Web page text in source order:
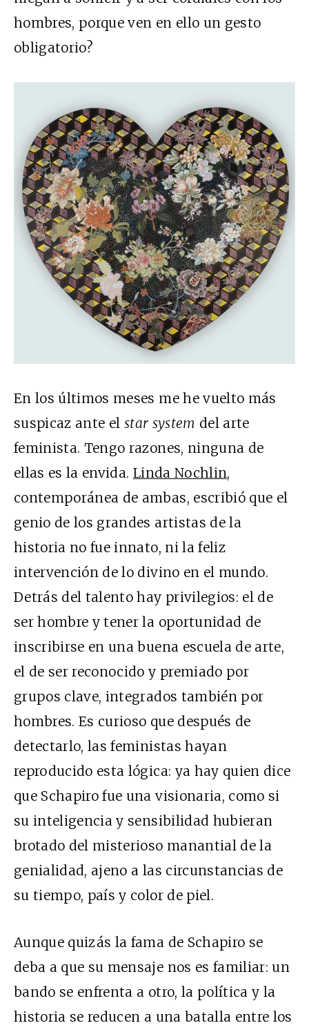
hombres, porque ven en ello un gesto
obligatorio?
En los últimos meses me he vuelto más
suspicaz ante el star system del arte
feminista. Tengo razones, ninguna de
ellas es la envida. Linda Nochlin,
contemporánea de ambas, escribió que el
genio de los grandes artistas de la
historia no fue innato, ni la feliz
intervención de lo divino en el mundo.
Detrás del talento hay privilegios: el de
ser hombre y tener la oportunidad de
inscribirse en una buena escuela de arte,
el de ser reconocido y premiado por
grupos clave, integrados también por
hombres. Es curioso que después de
detectarlo, las feministas hayan
reproducido esta lógica: ya hay quien dice
que Schapiro fue una visionaria, como si
su inteligencia y sensibilidad hubieran
brotado del misterioso manantial de la
genialidad, ajeno a las circunstancias de
su tiempo, país y color de piel.
Aunque quizás la fama de Schapiro se
deba a que su mensaje nos es familiar: un
bando se enfrenta a otro, la política y la
historia se reducen a una batalla entre los